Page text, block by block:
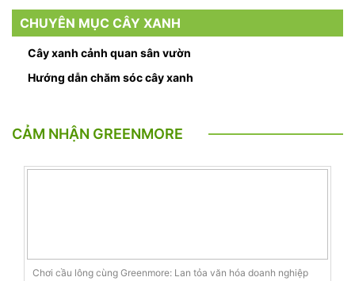
CHUYÊN MỤC CÂY XANH
Cây xanh cảnh quan sân vườn
Hướng dẫn chăm sóc cây xanh
CẢM NHẬN GREENMORE
Chơi cầu lông cùng Greenmore: Lan tỏa văn hóa doanh nghiệp